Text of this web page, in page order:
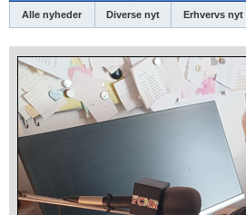
Alle nyheder Diverse nyt Erhvervs nyt